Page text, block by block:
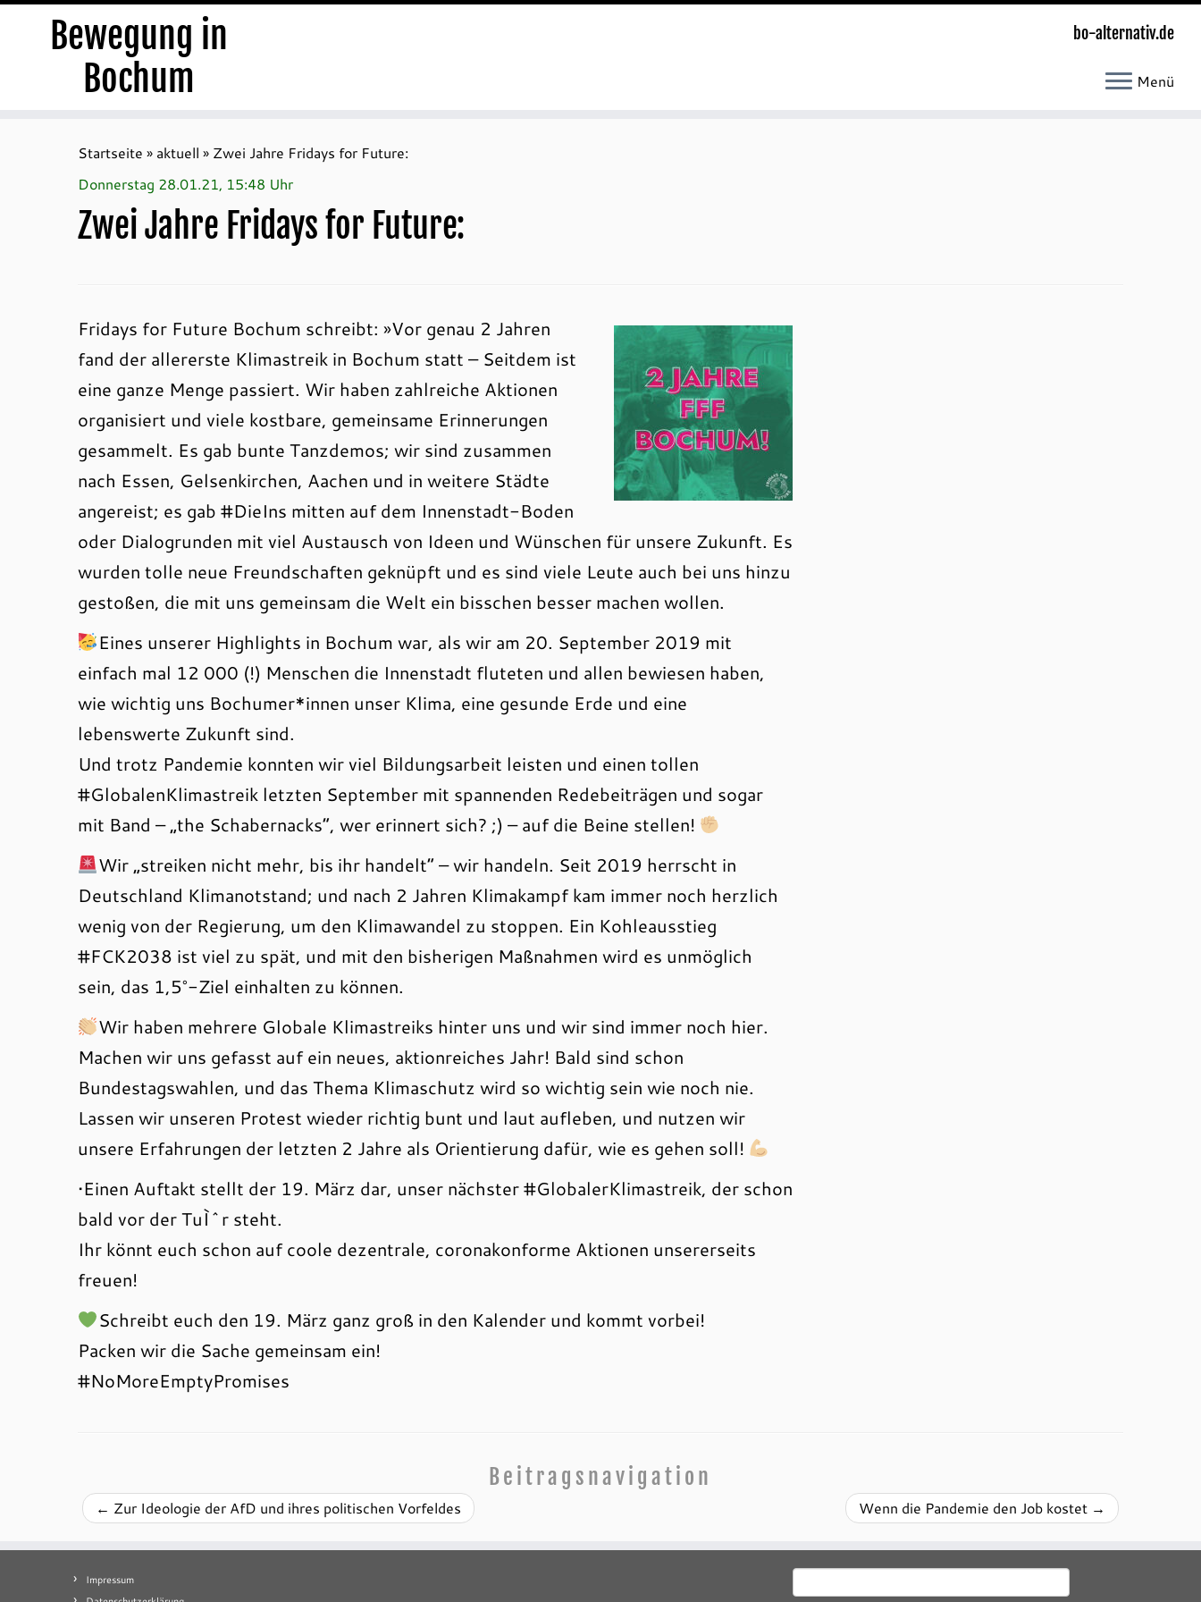
Bewegung in
Bochum
bo-alternativ.de
Menü
Startseite » aktuell » Zwei Jahre Fridays for Future:
Donnerstag 28.01.21, 15:48 Uhr
Zwei Jahre Fridays for Future:
Fridays for Future Bochum schreibt: »Vor genau 2 Jahren
fand der allererste Klimastreik in Bochum statt – Seitdem ist
eine ganze Menge passiert. Wir haben zahlreiche Aktionen
organisiert und viele kostbare, gemeinsame Erinnerungen
gesammelt. Es gab bunte Tanzdemos; wir sind zusammen
nach Essen, Gelsenkirchen, Aachen und in weitere Städte
angereist; es gab #DieIns mitten auf dem Innenstadt-Boden
oder Dialogrunden mit viel Austausch von Ideen und Wünschen für unsere Zukunft. Es
wurden tolle neue Freundschaften geknüpft und es sind viele Leute auch bei uns hinzu
gestoßen, die mit uns gemeinsam die Welt ein bisschen besser machen wollen.
Eines unserer Highlights in Bochum war, als wir am 20. September 2019 mit
einfach mal 12 000 (!) Menschen die Innenstadt fluteten und allen bewiesen haben,
wie wichtig uns Bochumer*innen unser Klima, eine gesunde Erde und eine
lebenswerte Zukunft sind.
Und trotz Pandemie konnten wir viel Bildungsarbeit leisten und einen tollen
#GlobalenKlimastreik letzten September mit spannenden Redebeiträgen und sogar
mit Band – „the Schabernacks“, wer erinnert sich? ;) – auf die Beine stellen!
Wir „streiken nicht mehr, bis ihr handelt“ – wir handeln. Seit 2019 herrscht in
Deutschland Klimanotstand; und nach 2 Jahren Klimakampf kam immer noch herzlich
wenig von der Regierung, um den Klimawandel zu stoppen. Ein Kohleausstieg
#FCK2038 ist viel zu spät, und mit den bisherigen Maßnahmen wird es unmöglich
sein, das 1,5°-Ziel einhalten zu können.
Wir haben mehrere Globale Klimastreiks hinter uns und wir sind immer noch hier.
Machen wir uns gefasst auf ein neues, aktionreiches Jahr! Bald sind schon
Bundestagswahlen, und das Thema Klimaschutz wird so wichtig sein wie noch nie.
Lassen wir unseren Protest wieder richtig bunt und laut aufleben, und nutzen wir
unsere Erfahrungen der letzten 2 Jahre als Orientierung dafür, wie es gehen soll!
•Einen Auftakt stellt der 19. März dar, unser nächster #GlobalerKlimastreik, der schon
bald vor der TuÌˆr steht.
Ihr könnt euch schon auf coole dezentrale, coronakonforme Aktionen unsererseits
freuen!
Schreibt euch den 19. März ganz groß in den Kalender und kommt vorbei!
Packen wir die Sache gemeinsam ein!
#NoMoreEmptyPromises
Beitragsnavigation
← Zur Ideologie der AfD und ihres politischen Vorfeldes Wenn die Pandemie den Job kostet →
Impressum
nach: